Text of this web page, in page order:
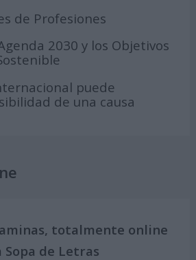
de Profesiones
2030 y los Objetivos
puede
de una causa
totalmente online
de Letras